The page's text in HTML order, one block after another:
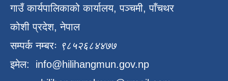
गाउँ कार्यपालिकाको कार्यालय, पञ्चमी, पाँचथर
कोशी प्रदेश, नेपाल
सम्पर्क नम्बरः ९८५२६८४४७७
इमेल: info@hilihangmun.gov.np